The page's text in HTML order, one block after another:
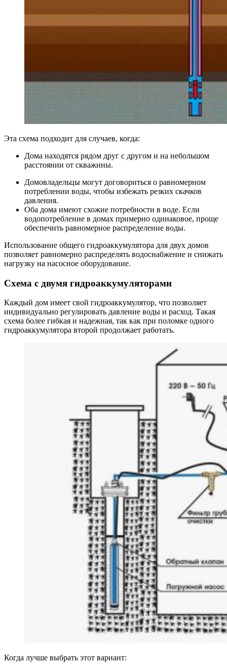
Эта схема подходит для случаев, когда:
Дома находятся рядом друг с другом и на небольшом
расстоянии от скважины.
Домовладельцы могут договориться о равномерном
потреблении воды, чтобы избежать резких скачков
давления.
Оба дома имеют схожие потребности в воде. Если
водопотребление в домах примерно одинаковое, проще
обеспечить равномерное распределение воды.
Использование общего гидроаккумулятора для двух домов
позволяет равномерно распределять водоснабжение и снижать
нагрузку на насосное оборудование.
Схема с двумя гидроаккумуляторами
Каждый дом имеет свой гидроаккумулятор, что позволяет
индивидуально регулировать давление воды и расход. Такая
схема более гибкая и надежная, так как при поломке одного
гидроаккумулятора второй продолжает работать.
Когда лучше выбрать этот вариант: